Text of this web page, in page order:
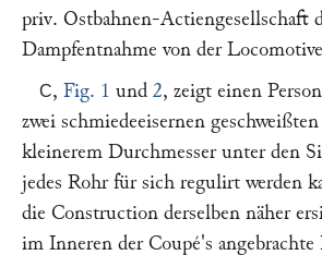
priv. Ostbahnen-Actiengesellschaft
Dampfentnahme von der
C, Fig. 1 und 2, zeigt einen
zwei schmiedeeisernen
kleinerem Durchmesser unter den
jedes Rohr für sich regulirt werden
die Construction derselben näher
im Inneren der Coupé's angebrachte